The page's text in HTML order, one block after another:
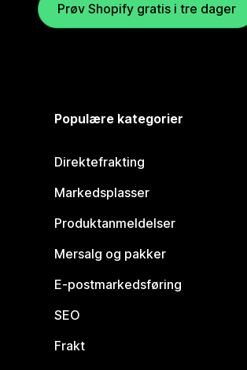
Prøv Shopify gratis i tre dager
Populære kategorier
Direktefrakting
Markedsplasser
Produktanmeldelser
Mersalg og pakker
E-postmarkedsføring
SEO
Frakt